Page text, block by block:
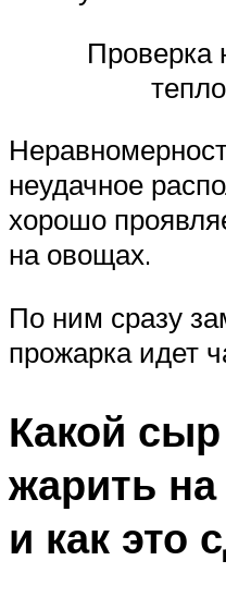
Проверка
неудачное
хорошо
на овощах.
По ним сразу
прожарка идет
Какой
жарить
и как это